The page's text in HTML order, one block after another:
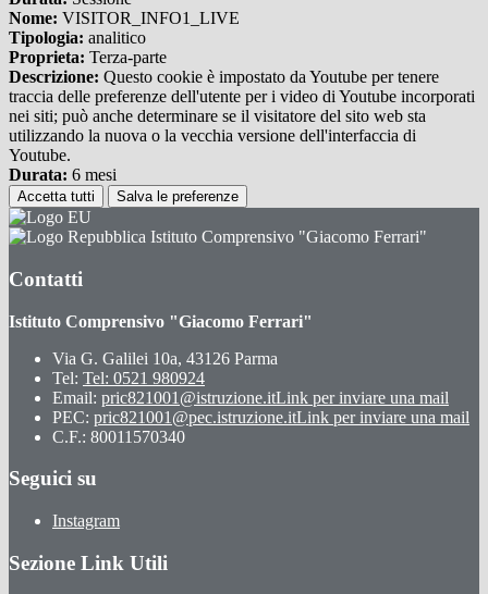
Nome: VISITOR_INFO1_LIVE
Tipologia: analitico
Proprieta: Terza-parte
Descrizione: Questo cookie è impostato da Youtube per tenere
traccia delle preferenze dell'utente per i video di Youtube incorporati
nei siti; può anche determinare se il visitatore del sito web sta
utilizzando la nuova o la vecchia versione dell'interfaccia di
Youtube.
Durata: 6 mesi
Accetta tutti Salva le preferenze
Istituto Comprensivo "Giacomo Ferrari"
Contatti
Istituto Comprensivo "Giacomo Ferrari"
Via G. Galilei 10a, 43126 Parma
Tel: Tel: 0521 980924
Email: pric821001@istruzione.itLink per inviare una mail
PEC: pric821001@pec.istruzione.itLink per inviare una mail
C.F.: 80011570340
Seguici su
Instagram
Sezione Link Utili